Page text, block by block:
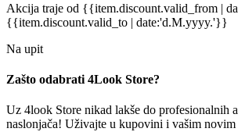
Akcija traje od {{item.discount.valid_from |
{{item.discount.valid_to | date:'d.M.yyyy.'}}
Na upit
Zašto odabrati 4Look Store?
Uz 4look Store nikad lakše do profesionalnih
naslonjača! Uživajte u kupovini i vašim